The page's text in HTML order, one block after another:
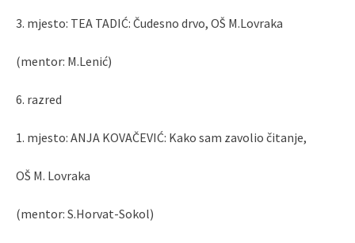
3. mjesto: TEA TADIĆ: Čudesno drvo, OŠ M.Lovraka
(mentor: M.Lenić)
6. razred
1. mjesto: ANJA KOVAČEVIĆ: Kako sam zavolio čitanje,
OŠ M. Lovraka
(mentor: S.Horvat-Sokol)